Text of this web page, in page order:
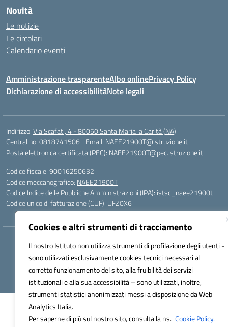
Cookies e altri strumenti di tracciamento
Il nostro Istituto non utilizza strumenti di profilazione degli utenti -
sono utilizzati esclusivamente cookies tecnici necessari al
corretto funzionamento del sito, alla fruibilità dei servizi
istituzionali e alla sua accessibilità – sono utilizzati, inoltre,
strumenti statistici anonimizzati messi a disposizione da Web
Analytics Italia.
Per saperne di più sul nostro sito, consulta la ns. Cookie Policy.
Novità
Le notizie
Le circolari
Calendario eventi
Amministrazione trasparenteAlbo onlinePrivacy Policy
Dichiarazione di accessibilitàNote legali
Indirizzo:Via Scafati, 4 - 80050 Santa Maria la Carità (NA)
Centralino:0818741506 Email: NAEE21900T@istruzione.it
Posta elettronica certificata (PEC): NAEE21900T@pec.istruzione.it
Codice fiscale: 90016250632
Codice meccanografico: NAEE21900T
Codice Indice delle Pubbliche Amministrazioni (IPA): istsc_naee21900t
Codice unico di fatturazione (CUF): UFZ0X6
Hosting & Powered by 3D Solution S.r.l.
Concept & Design by Designers Italia